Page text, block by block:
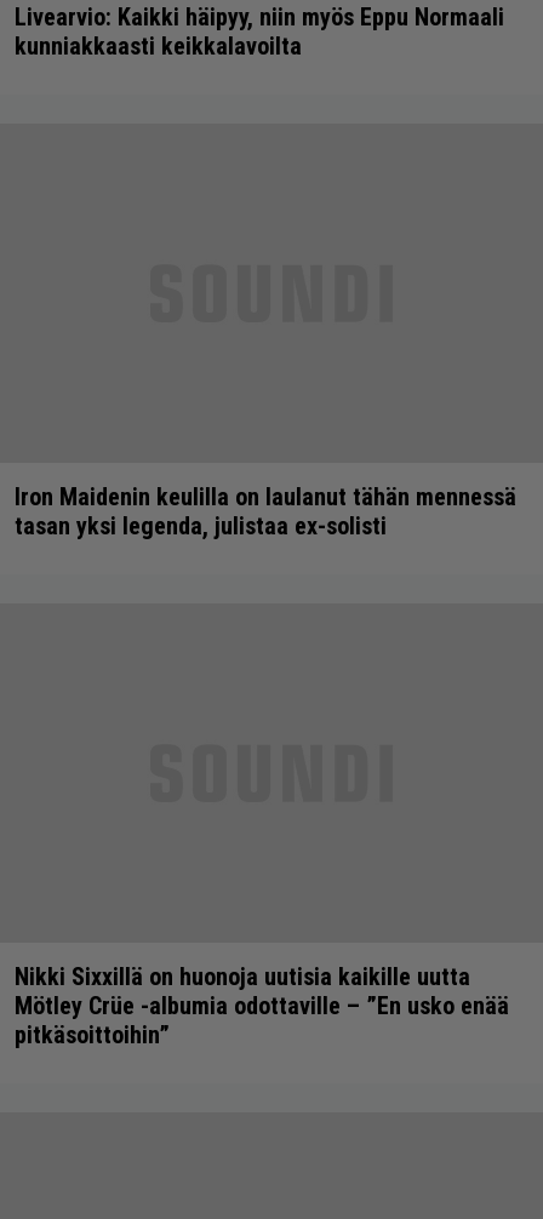
Livearvio: Kaikki häipyy, niin myös Eppu Normaali
kunniakkaasti keikkalavoilta
Iron Maidenin keulilla on laulanut tähän mennessä
tasan yksi legenda, julistaa ex-solisti
Nikki Sixxillä on huonoja uutisia kaikille uutta
Mötley Crüe -albumia odottaville – ”En usko enää
pitkäsoittoihin”